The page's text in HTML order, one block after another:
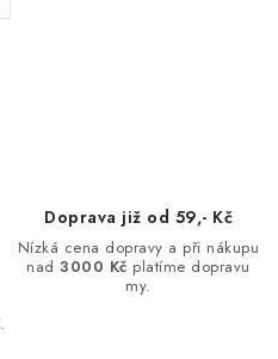
.
Doprava již od 59,- Kč
Nízká cena dopravy a při nákupu
nad3000 Kč platíme dopravu
my.